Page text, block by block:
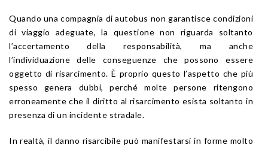
Quando una compagnia di autobus non garantisce condizioni
di viaggio adeguate, la questione non riguarda soltanto
l’accertamento della responsabilità, ma anche
l’individuazione delle conseguenze che possono essere
oggetto di risarcimento. È proprio questo l’aspetto che più
spesso genera dubbi, perché molte persone ritengono
erroneamente che il diritto al risarcimento esista soltanto in
presenza di un incidente stradale.
In realtà, il danno risarcibile può manifestarsi in forme molto